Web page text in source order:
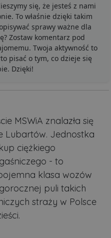
się, że jesteś z nami
To właśnie dzięki takim
sprawy ważne dla
Zostaw komentarz pod
Twoja aktywność to
pisać o tym, co dzieje się
Dzięki!
MSWiA znalazła się
Lubartów. Jednostka
ciężkiego
- to
klasa wozów
puli takich
straży w Polsce